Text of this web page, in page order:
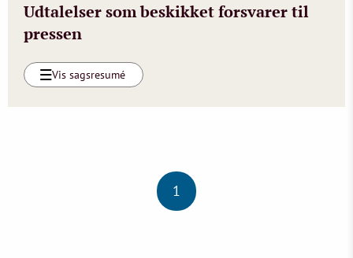
Udtalelser som beskikket forsvarer til
pressen
Vis sagsresumé
1